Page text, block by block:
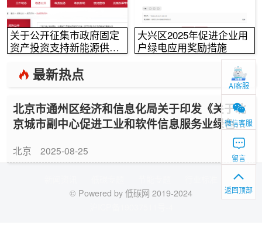
关于公开征集市政府固定
资产投资支持新能源供
大兴区2025年促进企业用
户绿电应用奖励措施
最新热点
北京市通州区经济和信息化局关于印发《关于北
京城市副中心促进工业和软件信息服务业绿色低
碳转型和产业高质量发展的实施细则》的通知
北京 2025-08-25
AI客服
微信客服
留言
返回顶部
© Powered by 低碳网 2019-2024